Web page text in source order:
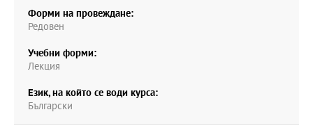
Форми на провеждане:
Редовен
Учебни форми:
Лекция
Език, на който се води курса:
Български